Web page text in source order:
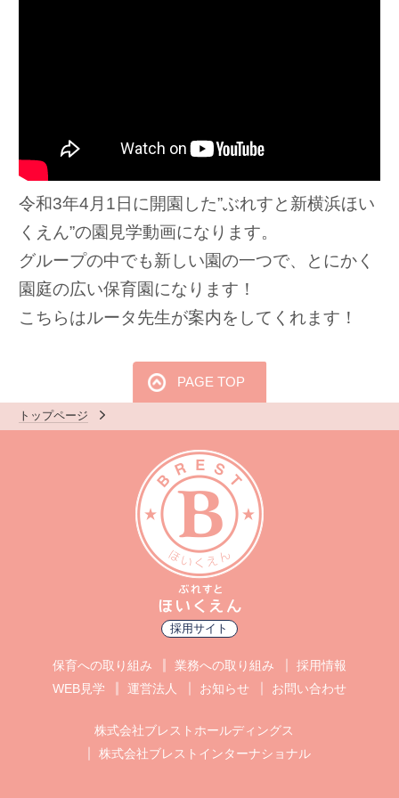
令和3年4月1日に開園した”ぶれすと新横浜ほい
くえん”の園見学動画になります。
グループの中でも新しい園の一つで、とにかく
園庭の広い保育園になります！
こちらはルータ先生が案内をしてくれます！
PAGE TOP
トップページ
採用サイト
保育への取り組み 業務への取り組み
採用情報
WEB見学
運営法人 お知らせ お問い合わせ
株式会社ブレストホールディングス
株式会社ブレストインターナショナル